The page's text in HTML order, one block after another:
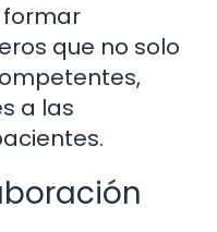
formar
que no solo
a las